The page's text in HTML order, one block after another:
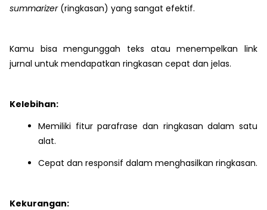
summarizer (ringkasan) yang sangat efektif.
Kamu bisa mengunggah teks atau menempelkan link
jurnal untuk mendapatkan ringkasan cepat dan jelas.
Kelebihan:
Memiliki fitur parafrase dan ringkasan dalam satu
alat.
Cepat dan responsif dalam menghasilkan ringkasan.
Kekurangan: